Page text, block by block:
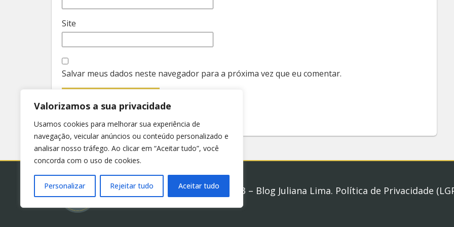
Valorizamos a sua privacidade
Usamos cookies para melhorar sua experiência de
navegação, veicular anúncios ou conteúdo personalizado e
analisar nosso tráfego. Ao clicar em “Aceitar tudo”, você
concorda com o uso de cookies.
Personalizar Rejeitar tudo Aceitar tudo
Site
Salvar meus dados neste navegador para a próxima vez que eu comentar.
© 2023 – Blog Juliana Lima. Política de Privacidade